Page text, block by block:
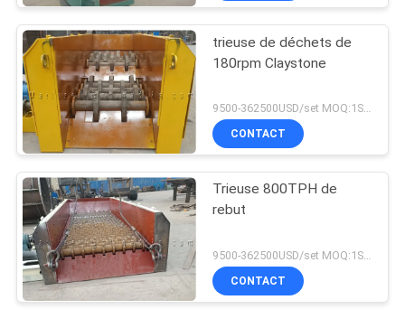
trieuse de déchets de
180rpm Claystone
9500-362500USD/set MOQ:1SET
CONTACT
Trieuse 800TPH de
rebut
CONTACT